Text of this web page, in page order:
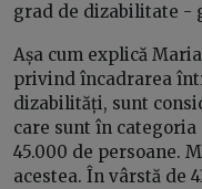
grad de dizabilitate -
Așa cum explică
privind încadrarea
dizabilități, sunt
care sunt în
45.000 de persoane.
acestea. În vârstă de